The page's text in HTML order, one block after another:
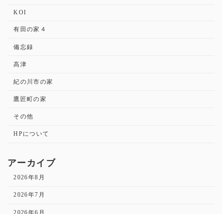
KOI
有田の家４
備忘録
高津
紀の川市の家
鷹匠町の家
その他
HPについて
アーカイブ
2026年8月
2026年7月
2026年6月